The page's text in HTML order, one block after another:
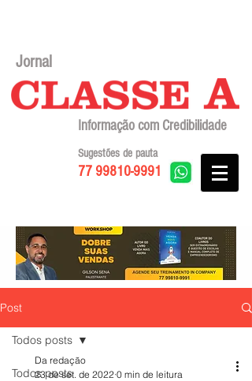
Jornal
Informação com Credibilidade
77 99810-9991
Sugestões de pauta
Post
Todos posts
Todos posts
Da redação
23 de set. de 2022 0 min de leitura